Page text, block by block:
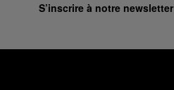
S’inscrire à notre newsletter